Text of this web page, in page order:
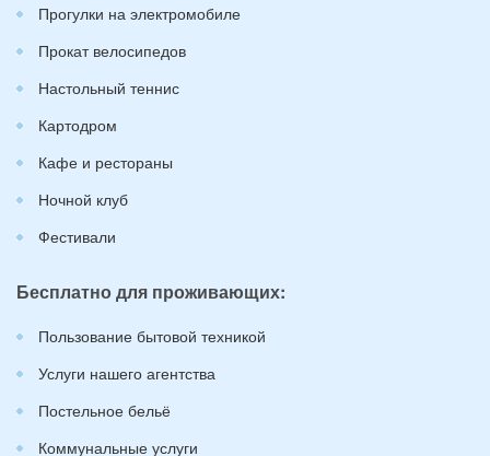
Прогулки на электромобиле
Прокат велосипедов
Настольный теннис
Картодром
Кафе и рестораны
Ночной клуб
Фестивали
Бесплатно для проживающих:
Пользование бытовой техникой
Услуги нашего агентства
Постельное бельё
Коммунальные услуги